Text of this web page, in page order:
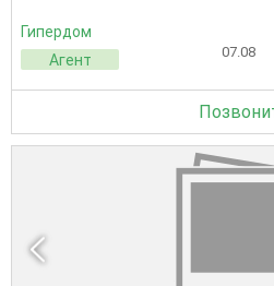
Гипердом
Агент
07.08